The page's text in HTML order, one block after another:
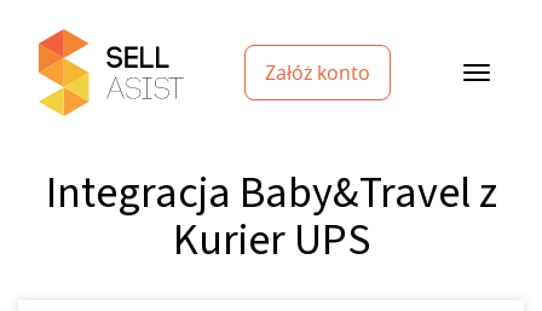
Załóż konto
Integracja Baby&Travel z
Kurier UPS